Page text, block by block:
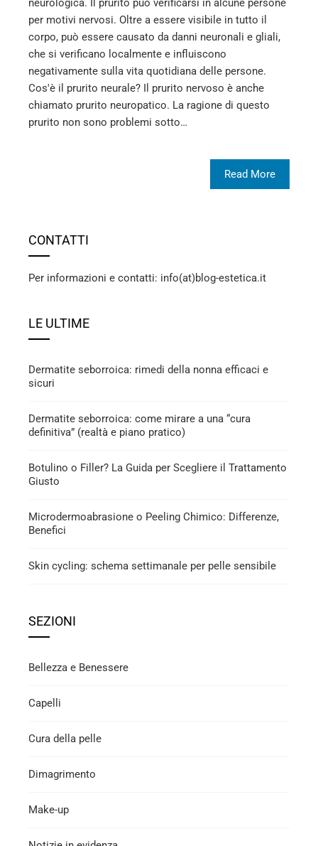
neurologica. Il prurito può verificarsi in alcune persone
per motivi nervosi. Oltre a essere visibile in tutto il
corpo, può essere causato da danni neuronali e gliali,
che si verificano localmente e influiscono
negativamente sulla vita quotidiana delle persone.
Cos'è il prurito neurale? Il prurito nervoso è anche
chiamato prurito neuropatico. La ragione di questo
prurito non sono problemi sotto…
Read More
CONTATTI
Per informazioni e contatti: info(at)blog-estetica.it
LE ULTIME
Dermatite seborroica: rimedi della nonna efficaci e
sicuri
Dermatite seborroica: come mirare a una “cura
definitiva” (realtà e piano pratico)
Botulino o Filler? La Guida per Scegliere il Trattamento
Giusto
Microdermoabrasione o Peeling Chimico: Differenze,
Benefici
Skin cycling: schema settimanale per pelle sensibile
SEZIONI
Bellezza e Benessere
Capelli
Cura della pelle
Dimagrimento
Make-up